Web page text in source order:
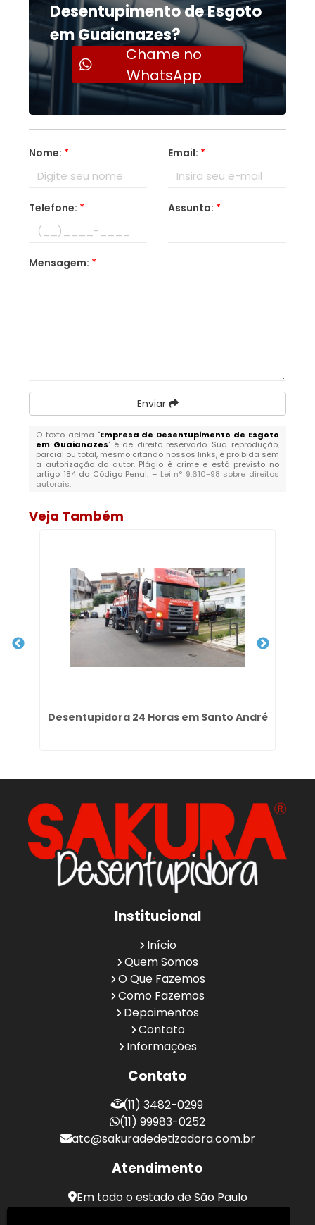
Desentupimento de Esgoto
em Guaianazes?
Chame no
WhatsApp
Nome: * Email: *
Telefone: * Assunto: *
Mensagem: *
Enviar
O texto acima "Empresa de Desentupimento de Esgoto
em Guaianazes" é de direito reservado. Sua reprodução,
parcial ou total, mesmo citando nossos links, é proibida sem
a autorização do autor. Plágio é crime e está previsto no
artigo 184 do Código Penal. – Lei n° 9.610-98 sobre direitos
autorais.
Veja Também
Desentupidora 24 Horas em Santo André
Institucional
Início
Quem Somos
O Que Fazemos
Como Fazemos
Depoimentos
Contato
Informações
Contato
(11) 3482-0299
(11) 99983-0252
atc@sakuradedetizadora.com.br
Atendimento
Em todo o estado de São Paulo